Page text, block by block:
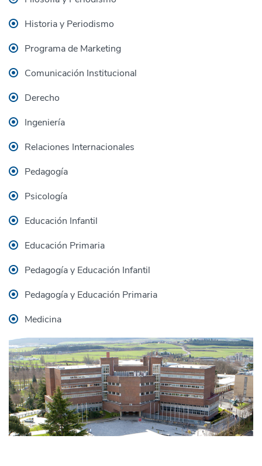
Historia y Periodismo
Programa de Marketing
Comunicación Institucional
Derecho
Ingeniería
Relaciones Internacionales
Pedagogía
Psicología
Educación Infantil
Educación Primaria
Pedagogía y Educación Infantil
Pedagogía y Educación Primaria
Medicina